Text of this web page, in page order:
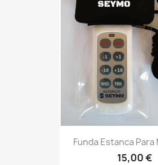
Funda Estanca Para
15,00 €